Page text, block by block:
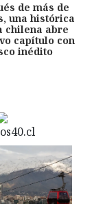
de más de
una histórica
chilena abre
capítulo con
inédito